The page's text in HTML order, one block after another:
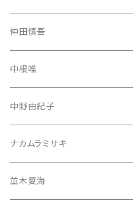
仲田慎吾
中根唯
中野由紀子
ナカムラミサキ
並木夏海